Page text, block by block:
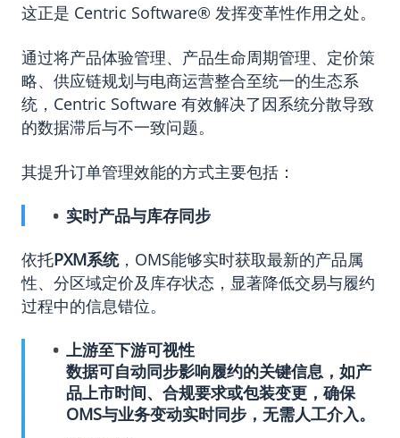
这正是 Centric Software® 发挥变革性作用之处。
通过将产品体验管理、产品生命周期管理、定价策
略、供应链规划与电商运营整合至统一的生态系
统，Centric Software 有效解决了因系统分散导致
的数据滞后与不一致问题。
其提升订单管理效能的方式主要包括：
实时产品与库存同步
依托PXM系统，OMS能够实时获取最新的产品属
性、分区域定价及库存状态，显著降低交易与履约
过程中的信息错位。
上游至下游可视性
数据可自动同步影响履约的关键信息，如产
品上市时间、合规要求或包装变更，确保
OMS与业务变动实时同步，无需人工介入。